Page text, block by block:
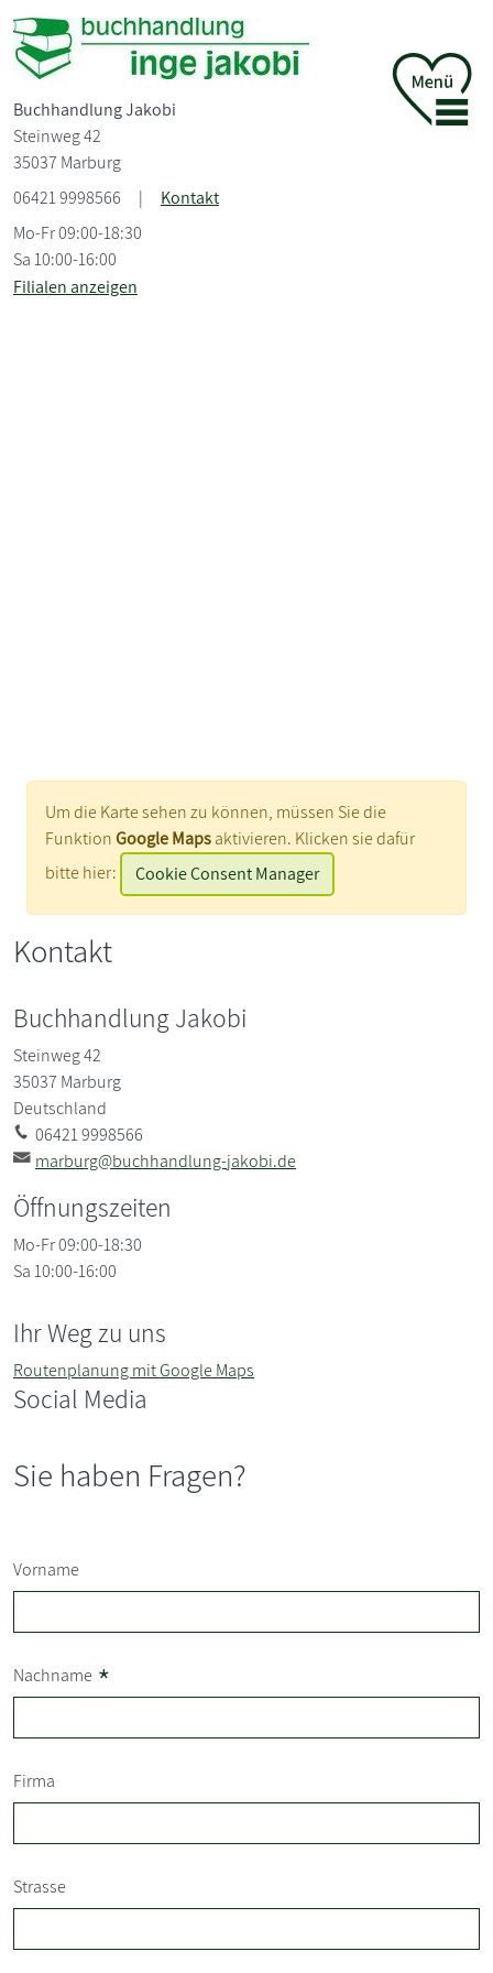
Buchhandlung Jakobi
Steinweg 42
35037 Marburg
06421 9998566
|
Kontakt
Mo-Fr 09:00-18:30
Sa 10:00-16:00
Filialen anzeigen
Um die Karte sehen zu können, müssen Sie die
FunktionGoogle Mapsaktivieren. Klicken sie dafür
bitte hier:
Cookie Consent Manager
Kontakt
Buchhandlung Jakobi
Steinweg 42
35037 Marburg
Deutschland
06421 9998566
marburg@buchhandlung-jakobi.de
Öffnungszeiten
Mo-Fr 09:00-18:30
Sa 10:00-16:00
Ihr Weg zu uns
Routenplanung mit Google Maps
Social Media
Sie haben Fragen?
Vorname
Nachname *
Firma
Strasse